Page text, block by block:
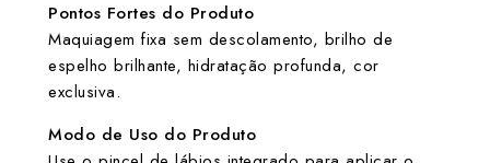
Pontos Fortes do Produto
Maquiagem fixa sem descolamento, brilho de
espelho brilhante, hidratação profunda, cor
exclusiva.
Modo de Uso do Produto